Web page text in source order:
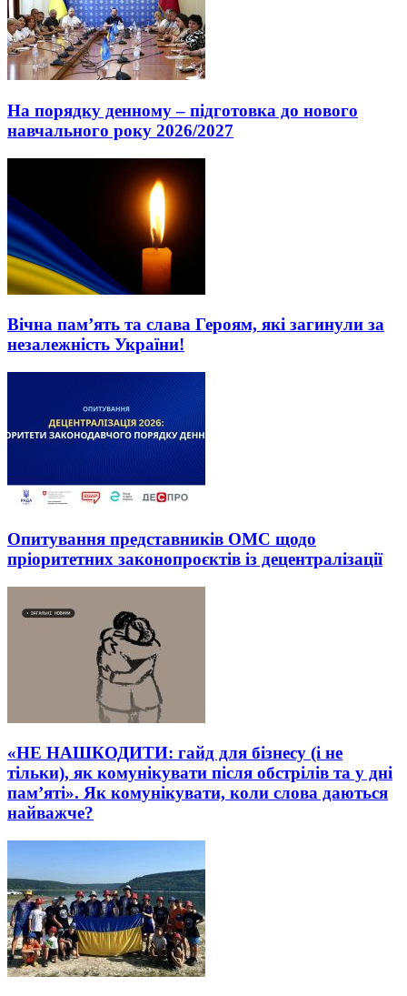
На порядку денному – підготовка до нового
навчального року 2026/2027
Вічна пам’ять та слава Героям, які загинули за
незалежність України!
Опитування представників ОМС щодо
пріоритетних законопроєктів із децентралізації
«НЕ НАШКОДИТИ: гайд для бізнесу (і не
тільки), як комунікувати після обстрілів та у дні
пам’яті». Як комунікувати, коли слова даються
найважче?